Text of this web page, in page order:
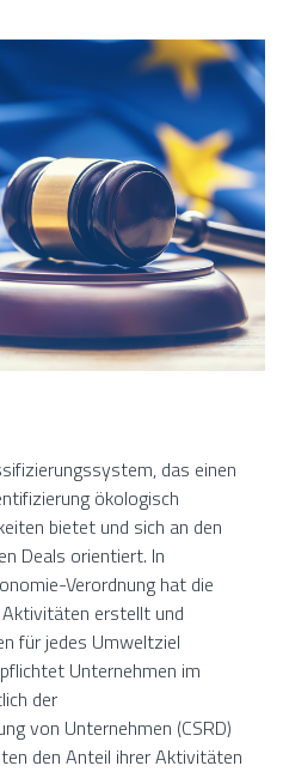
das einen
ökologisch
bietet und sich an den
Deals orientiert. In
Verordnung hat die
erstellt und
für jedes Umweltziel
Unternehmen im
der
von Unternehmen (CSRD)
den Anteil ihrer Aktivitäten